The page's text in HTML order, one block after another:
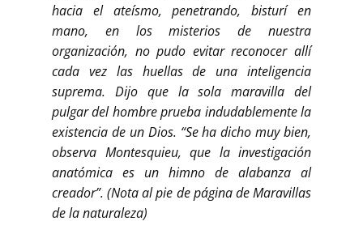
hacia el ateísmo, penetrando, bisturí en
mano, en los misterios de nuestra
organización, no pudo evitar reconocer allí
cada vez las huellas de una inteligencia
suprema. Dijo que la sola maravilla del
pulgar del hombre prueba indudablemente la
existencia de un Dios. “Se ha dicho muy bien,
observa Montesquieu, que la investigación
anatómica es un himno de alabanza al
creador”. (Nota al pie de página de Maravillas
de la naturaleza)